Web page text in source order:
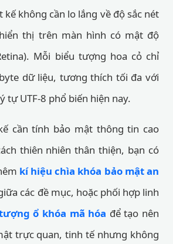
kế không cần lo lắng về độ sắc nét
thị trên màn hình có mật độ
Mỗi biểu tượng hoa cỏ chỉ
dữ liệu, tương thích tối đa với
tự UTF-8 phổ biến hiện nay.
cần tính bảo mật thông tin cao
thiên nhiên thân thiện, bạn có
kí hiệu chìa khóa bảo mật an
các đề mục, hoặc phối hợp linh
ổ khóa mã hóa để tạo nên
trực quan, tinh tế nhưng không